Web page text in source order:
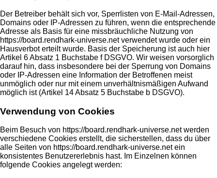
Der Betreiber behält sich vor, Sperrlisten von E-Mail-Adressen,
Domains oder IP-Adressen zu führen, wenn die entsprechende
Adresse als Basis für eine missbräuchliche Nutzung von
https://board.rendhark-universe.net verwendet wurde oder ein
Hausverbot erteilt wurde. Basis der Speicherung ist auch hier
Artikel 6 Absatz 1 Buchstabe f DSGVO. Wir weisen vorsorglich
darauf hin, dass insbesondere bei der Sperrung von Domains
oder IP-Adressen eine Information der Betroffenen meist
unmöglich oder nur mit einem unverhältnismäßigen Aufwand
möglich ist (Artikel 14 Absatz 5 Buchstabe b DSGVO).
Verwendung von Cookies
Beim Besuch von https://board.rendhark-universe.net werden
verschiedene Cookies erstellt, die sicherstellen, dass du über
alle Seiten von https://board.rendhark-universe.net ein
konsistentes Benutzererlebnis hast. Im Einzelnen können
folgende Cookies angelegt werden: